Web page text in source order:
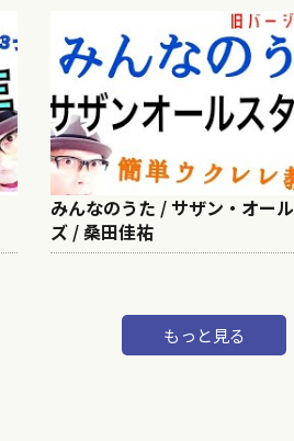
みんなのうた / サザン・オー
ズ / 桑田佳祐
もっと見る